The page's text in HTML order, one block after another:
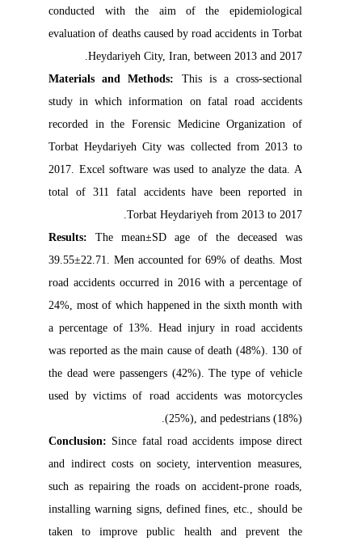
conducted with the aim of the epidemiological
evaluation of deaths caused by road accidents in Torbat
Heydariyeh City, Iran, between 2013 and 2017.
Materials and Methods:This is a cross-sectional
study in which information on fatal road accidents
recorded in the Forensic Medicine Organization of
Torbat Heydariyeh City was collected from 2013 to
2017. Excel software was used to analyze the data. A
total of 311 fatal accidents have been reported in
Torbat Heydariyeh from 2013 to 2017.
Results:The mean±SD age of the deceased was
39.55±22.71. Men accounted for 69% of deaths. Most
road accidents occurred in 2016 with a percentage of
24%, most of which happened in the sixth month with
a percentage of 13%. Head injury in road accidents
was reported as the main cause of death (48%). 130 of
the dead were passengers (42%). The type of vehicle
used by victims of road accidents was motorcycles
(25%), and pedestrians (18%).
Conclusion:Since fatal road accidents impose direct
and indirect costs on society, intervention measures,
such as repairing the roads on accident-prone roads,
installing warning signs, defined fines, etc., should be
taken to improve public health and prevent the